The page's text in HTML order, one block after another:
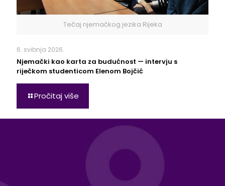
Tečaj njemačkog jezika Rijeka
6. svibnja 2026.
Njemački kao karta za budućnost — intervju s
riječkom studenticom Elenom Bojčić
Pročitaj više